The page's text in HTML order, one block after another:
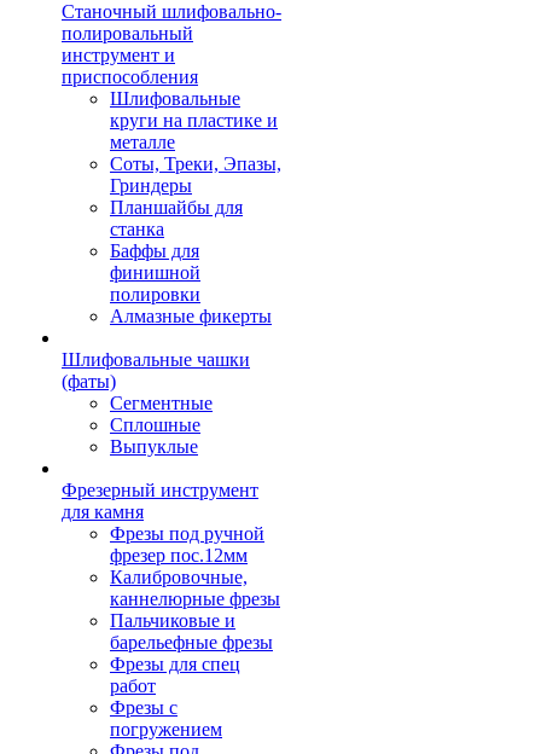
Станочный шлифовально-
полировальный
инструмент и
приспособления
Шлифовальные
круги на пластике и
металле
Соты, Треки, Эпазы,
Гриндеры
Планшайбы для
станка
Баффы для
финишной
полировки
Алмазные фикерты
Шлифовальные чашки
(фаты)
Сегментные
Сплошные
Выпуклые
Фрезерный инструмент
для камня
Фрезы под ручной
фрезер пос.12мм
Калибровочные,
каннелюрные фрезы
Пальчиковые и
барельефные фрезы
Фрезы для спец
работ
Фрезы с
погружением